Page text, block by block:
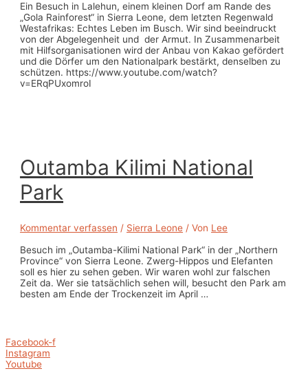
Ein Besuch in Lalehun, einem kleinen Dorf am Rande des
„Gola Rainforest“ in Sierra Leone, dem letzten Regenwald
Westafrikas: Echtes Leben im Busch. Wir sind beeindruckt
von der Abgelegenheit und der Armut. In Zusammenarbeit
mit Hilfsorganisationen wird der Anbau von Kakao gefördert
und die Dörfer um den Nationalpark bestärkt, denselben zu
schützen. https://www.youtube.com/watch?
v=ERqPUxomroI
Outamba Kilimi National
Park
Kommentar verfassen / Sierra Leone / Von Lee
Besuch im „Outamba-Kilimi National Park“ in der „Northern
Province“ von Sierra Leone. Zwerg-Hippos und Elefanten
soll es hier zu sehen geben. Wir waren wohl zur falschen
Zeit da. Wer sie tatsächlich sehen will, besucht den Park am
besten am Ende der Trockenzeit im April …
Facebook-f
Instagram
Youtube